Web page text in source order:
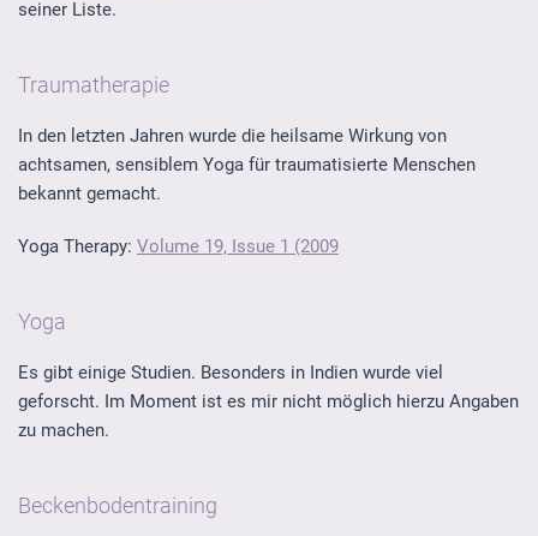
seiner Liste.
Traumatherapie
In den letzten Jahren wurde die heilsame Wirkung von
achtsamen, sensiblem Yoga für traumatisierte Menschen
bekannt gemacht.
Yoga Therapy: Volume 19, Issue 1 (2009
Yoga
Es gibt einige Studien. Besonders in Indien wurde viel
geforscht. Im Moment ist es mir nicht möglich hierzu Angaben
zu machen.
Beckenbodentraining